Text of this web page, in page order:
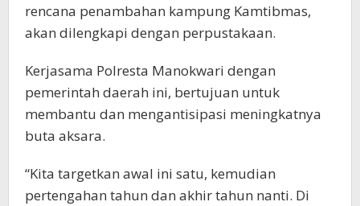
rencana penambahan kampung Kamtibmas,
akan dilengkapi dengan perpustakaan.
Kerjasama Polresta Manokwari dengan
pemerintah daerah ini, bertujuan untuk
membantu dan mengantisipasi meningkatnya
buta aksara.
“Kita targetkan awal ini satu, kemudian
pertengahan tahun dan akhir tahun nanti. Di